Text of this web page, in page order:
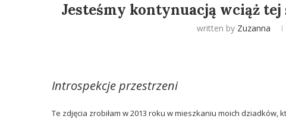
Jesteśmy kontynuacją wciąż
written by Zuzanna
Introspekcje przestrzeni
Te zdjęcia zrobiłam w 2013 roku w mieszkaniu moich